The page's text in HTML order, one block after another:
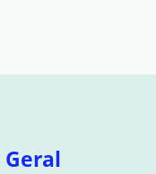
Geral